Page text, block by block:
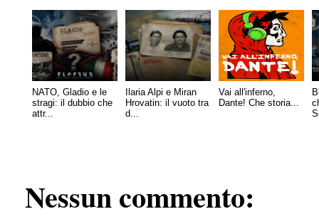
NATO, Gladio e le
stragi: il dubbio che
attr...
Ilaria Alpi e Miran
Hrovatin: il vuoto tra
d...
Vai all'inferno,
Dante! Che storia...
Nessun commento: